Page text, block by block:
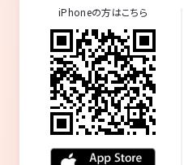
iPhoneの方はこちら